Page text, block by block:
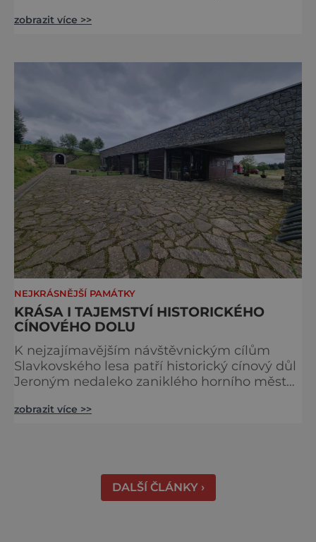
nacisty zničena v roce 1938. Do lázeňského
některé události spojené s touto významnou
zobrazit více >>
NEJKRÁSNĚJŠÍ PAMÁTKY
KRÁSA I TAJEMSTVÍ HISTORICKÉHO
CÍNOVÉHO DOLU
K nejzajímavějším návštěvnickým cílům
Slavkovského lesa patří historický cínový důl
Jeroným nedaleko zaniklého horního města
středověku. Národní kulturní památka je
práci tehdejších horníků. [gallery
ids="91631,91630,91632,91633,91634,91635,9
zobrazit více >>
DALŠÍ ČLÁNKY ›